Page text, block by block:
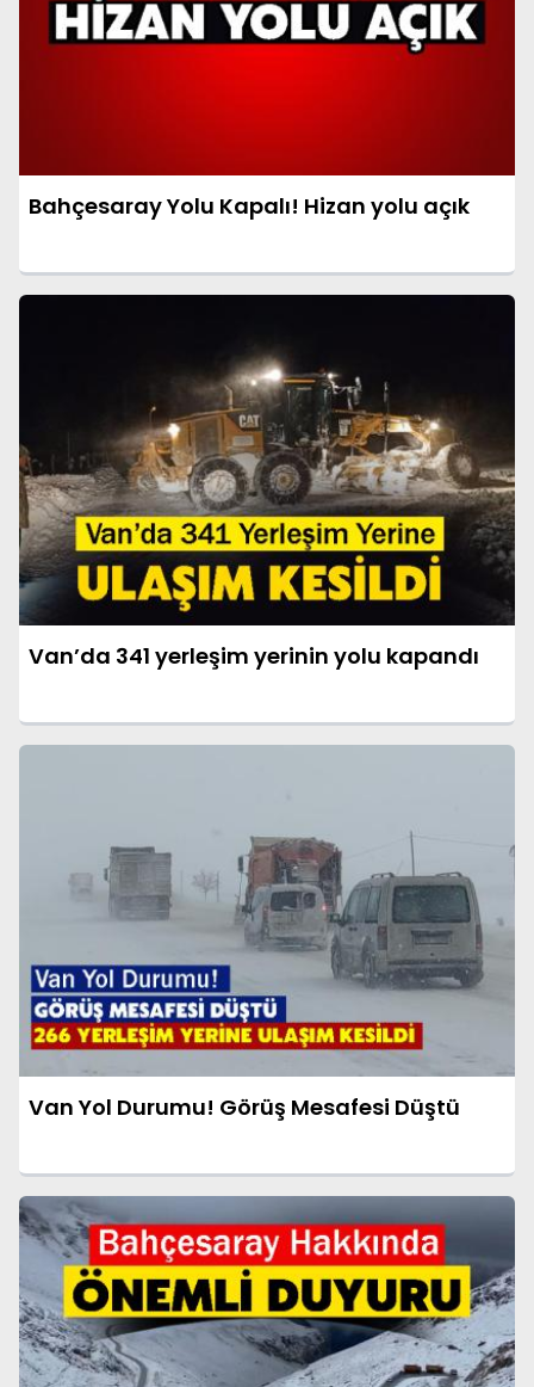
Bahçesaray Yolu Kapalı! Hizan yolu açık
Van’da 341 yerleşim yerinin yolu kapandı
Van Yol Durumu! Görüş Mesafesi Düştü